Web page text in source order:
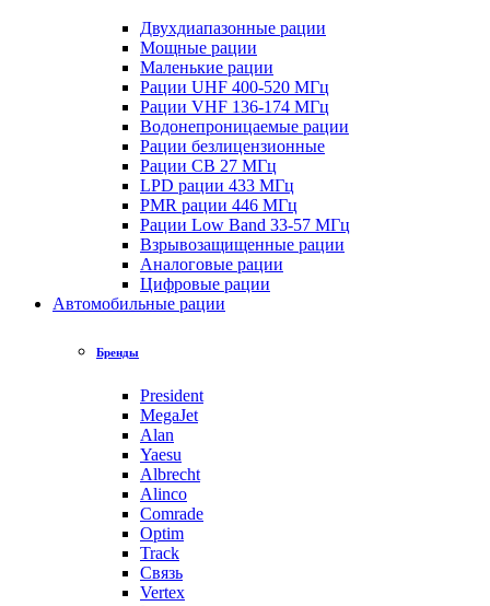
Двухдиапазонные рации
Мощные рации
Маленькие рации
Рации UHF 400-520 МГц
Рации VHF 136-174 МГц
Водонепроницаемые рации
Рации безлицензионные
Рации CB 27 МГц
LPD рации 433 МГц
PMR рации 446 МГц
Рации Low Band 33-57 МГц
Взрывозащищенные рации
Аналоговые рации
Цифровые рации
Автомобильные рации
Бренды
President
MegaJet
Alan
Yaesu
Albrecht
Alinco
Comrade
Optim
Track
Связь
Vertex